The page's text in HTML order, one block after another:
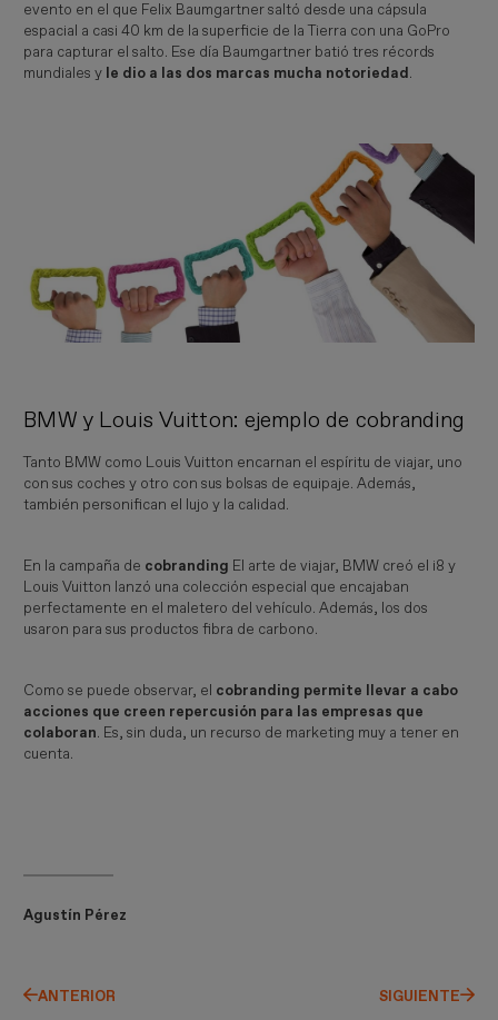
evento en el que Felix Baumgartner saltó desde una cápsula
espacial a casi 40 km de la superficie de la Tierra con una GoPro
para capturar el salto. Ese día Baumgartner batió tres récords
mundiales y le dio a las dos marcas mucha notoriedad.
BMW y Louis Vuitton: ejemplo de cobranding
Tanto BMW como Louis Vuitton encarnan el espíritu de viajar, uno
con sus coches y otro con sus bolsas de equipaje. Además,
también personifican el lujo y la calidad.
En la campaña de cobranding El arte de viajar, BMW creó el i8 y
Louis Vuitton lanzó una colección especial que encajaban
perfectamente en el maletero del vehículo. Además, los dos
usaron para sus productos fibra de carbono.
Como se puede observar, el cobranding permite llevar a cabo
acciones que creen repercusión para las empresas que
colaboran. Es, sin duda, un recurso de marketing muy a tener en
cuenta.
Agustín Pérez
ANTERIOR SIGUIENTE